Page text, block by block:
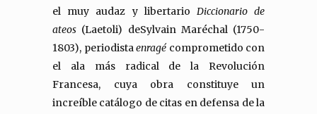
el muy audaz y libertario Diccionario de
ateos (Laetoli) deSylvain Maréchal (1750-
1803), periodistaenragé comprometido con
el ala más radical de la Revolución
Francesa, cuya obra constituye un
increíble catálogo de citas en defensa de la